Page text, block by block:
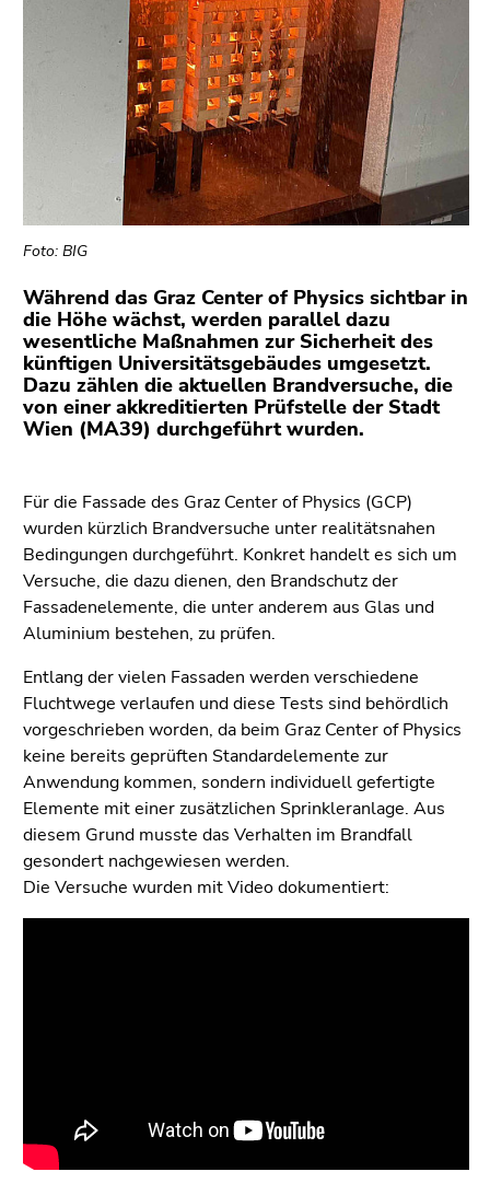
Link.
(Zugriffstaste
Zur
(Zugriffstaste
2)
Zu
den
Zusatzinformationen
(Zugriffstaste
5)
Seiteneinstellungen
(Benutzer/Sprache)
(Zugriffstaste
8)
Zur
Suche
9)
Foto: BIG
Während das Graz Center of Physics sichtbar in
die Höhe wächst, werden parallel dazu
wesentliche Maßnahmen zur Sicherheit des
künftigen Universitätsgebäudes umgesetzt.
Dazu zählen die aktuellen Brandversuche, die
von einer akkreditierten Prüfstelle der Stadt
Wien (MA39) durchgeführt wurden.
Für die Fassade des Graz Center of Physics (GCP)
wurden kürzlich Brandversuche unter realitätsnahen
Bedingungen durchgeführt. Konkret handelt es sich um
Versuche, die dazu dienen, den Brandschutz der
Fassadenelemente, die unter anderem aus Glas und
Aluminium bestehen, zu prüfen.
Entlang der vielen Fassaden werden verschiedene
Fluchtwege verlaufen und diese Tests sind behördlich
vorgeschrieben worden, da beim Graz Center of Physics
keine bereits geprüften Standardelemente zur
Anwendung kommen, sondern individuell gefertigte
Elemente mit einer zusätzlichen Sprinkleranlage. Aus
diesem Grund musste das Verhalten im Brandfall
gesondert nachgewiesen werden.
Die Versuche wurden mit Video dokumentiert: